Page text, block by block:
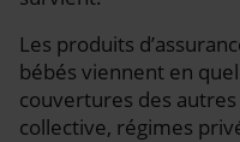
Les produits
bébés viennent en
couvertures des
collective, régimes